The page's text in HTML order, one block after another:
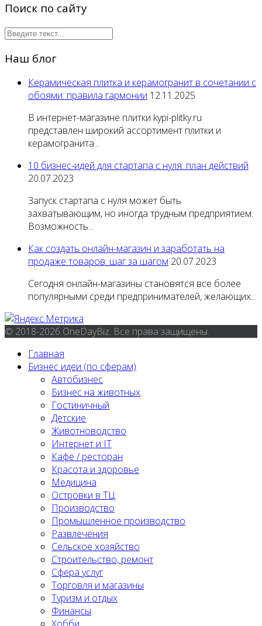
Поиск по сайту
Наш блог
Керамическая плитка и керамогранит в сочетании с
обоями: правила гармонии 12.11.2025
В интернет-магазине плитки kypi-plitky.ru
представлен широкий ассортимент плитки и
керамогранита...
10 бизнес-идей для стартапа с нуля: план действий
20.07.2023
Запуск стартапа с нуля может быть
захватывающим, но иногда трудным предприятием.
Возможность...
Как создать онлайн-магазин и заработать на
продаже товаров: шаг за шагом 20.07.2023
Сегодня онлайн-магазины становятся все более
популярными среди предпринимателей, желающих...
© 2018-2026 OneDayBiz. Все права защищены.
Главная
Бизнес идеи (по сферам)
Автобизнес
Бизнес на животных
Гостиничный
Детские
Животноводство
Интернет и IT
Кафе / ресторан
Красота и здоровье
Медицина
Островки в ТЦ
Производство
Промышленное производство
Развлечения
Сельское хозяйство
Строительство, ремонт
Сфера услуг
Торговля и магазины
Туризм и отдых
Финансы